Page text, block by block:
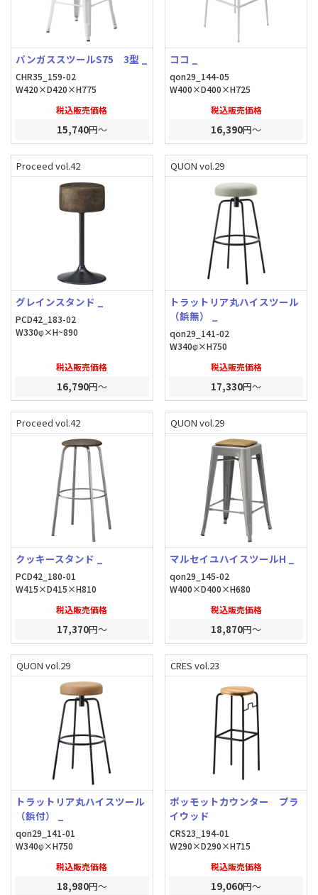
パンガススツールS75 3型 _
CHR35_159-02
W420×D420×H775
税込販売価格
15,740円～
ココ _
qon29_144-05
W400×D400×H725
税込販売価格
16,390円～
Proceed vol.42
グレインスタンド _
PCD42_183-02
W330φ×H~890
税込販売価格
16,790円～
QUON vol.29
トラットリア丸ハイスツール
（鋲無） _
qon29_141-02
W340φ×H750
税込販売価格
17,330円～
Proceed vol.42
クッキースタンド _
PCD42_180-01
W415×D415×H810
税込販売価格
17,370円～
QUON vol.29
マルセイユハイスツールH _
qon29_145-02
W400×D400×H680
税込販売価格
18,870円～
QUON vol.29
トラットリア丸ハイスツール
（鋲付） _
qon29_141-01
W340φ×H750
税込販売価格
18,980円～
CRES vol.23
ポッモットカウンター プラ
イウッド
CRS23_194-01
W290×D290×H715
税込販売価格
19,060円～